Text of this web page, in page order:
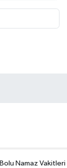
Bolu Namaz Vakitleri